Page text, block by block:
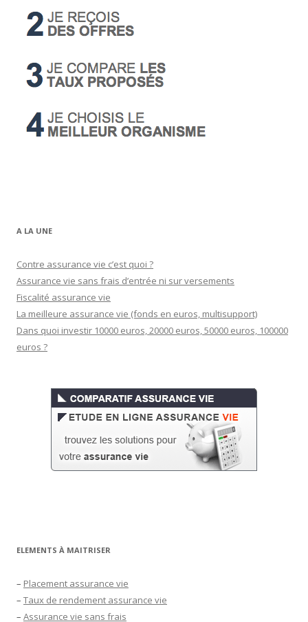
A LA UNE
Contre assurance vie c’est quoi ?
Assurance vie sans frais d’entrée ni sur versements
Fiscalité assurance vie
La meilleure assurance vie (fonds en euros, multisupport)
Dans quoi investir 10000 euros, 20000 euros, 50000 euros, 100000
euros ?
ELEMENTS À MAITRISER
– Placement assurance vie
– Taux de rendement assurance vie
– Assurance vie sans frais